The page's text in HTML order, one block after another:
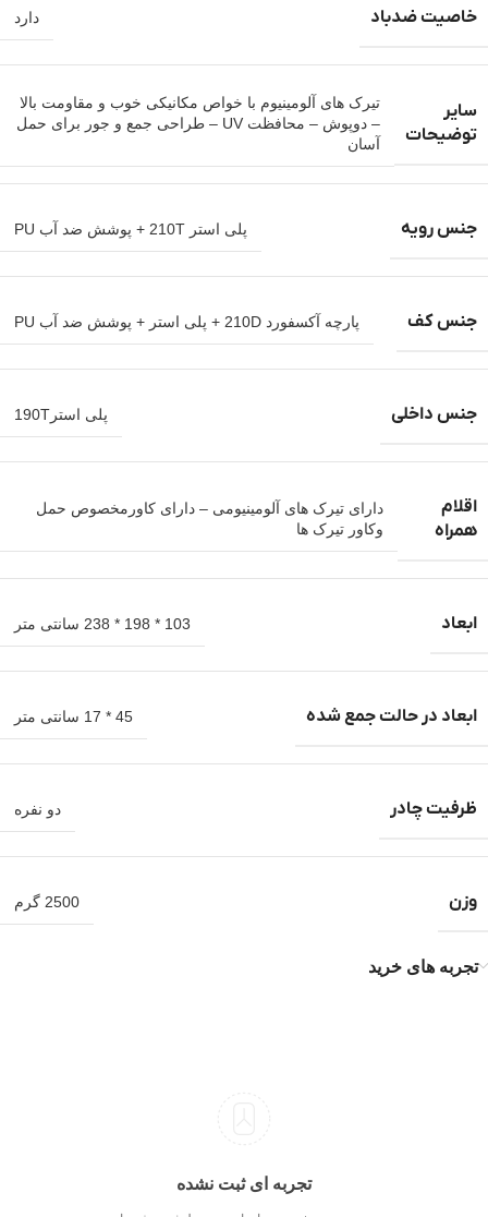
خاصیت ضدباد دارد
سایر
توضیحات
تیرک های آلومینیوم با خواص مکانیکی خوب و مقاومت بالا
– دوپوش – محافظت UV – طراحی جمع و جور برای حمل
آسان
جنس رویه پلی استر 210T + پوشش ضد آب PU
جنس کف پارچه آکسفورد 210D + پلی استر + پوشش ضد آب PU
جنس داخلی پلی استر190T
اقلام
همراه
دارای تیرک های آلومینیومی – دارای کاورمخصوص حمل
وکاور تیرک ها
ابعاد 103 * 198 * 238 سانتی متر
ابعاد در حالت جمع شده 45 * 17 سانتی متر
ظرفیت چادر دو نفره
وزن 2500 گرم
تجربه های خرید
تجربه ای ثبت نشده